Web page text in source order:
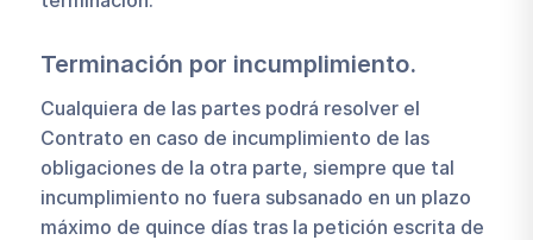
Terminación por incumplimiento.
Cualquiera de las partes podrá resolver el
Contrato en caso de incumplimiento de las
obligaciones de la otra parte, siempre que tal
incumplimiento no fuera subsanado en un plazo
máximo de quince días tras la petición escrita de